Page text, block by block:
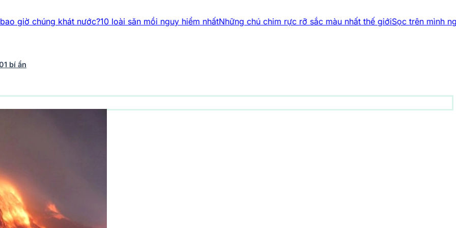
nước?10 loài săn mồi nguy hiểm nhấtNhững chú chim rực rỡ sắc màu nhất thế giớiSọc trên mình ngựa vằn được
bí ẩn